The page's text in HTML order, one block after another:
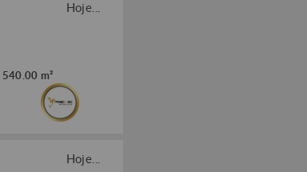
Hoje...
540.00 m²
Hoje...